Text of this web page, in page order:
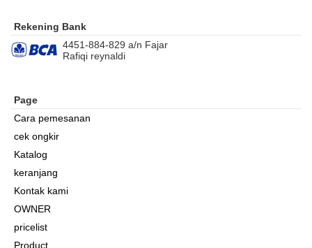
Rekening Bank
4451-884-829 a/n Fajar
Rafiqi reynaldi
Page
Cara pemesanan
cek ongkir
Katalog
keranjang
Kontak kami
OWNER
pricelist
Product